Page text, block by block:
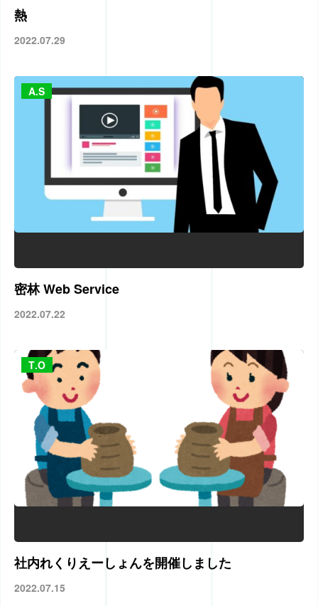
熱
2022.07.29
密林 Web Service
2022.07.22
A.S
社内れくりえーしょんを開催しました
2022.07.15
T.O